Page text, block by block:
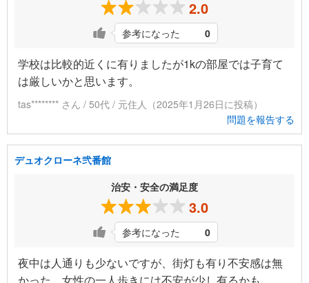
2.0
参考になった 0
学校は比較的近くに有りましたが1kの部屋では子育て
は厳しいかと思います。
tas******** さん / 50代 / 元住人（2025年1月26日に投稿）
問題を報告する
デュオクローネ弐番館
治安・安全の満足度
3.0
参考になった 0
夜中は人通りも少ないですが、街灯も有り不安感は無